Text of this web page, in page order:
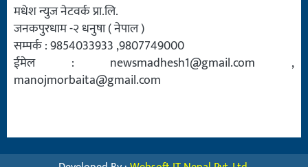
मधेश न्युज नेटवर्क प्रा.लि.
जनकपुरधाम -२ धनुषा ( नेपाल )
सम्पर्क : 9854033933 ,9807749000
ईमेल : newsmadhesh1@gmail.com ,
manojmorbaita@gmail.com